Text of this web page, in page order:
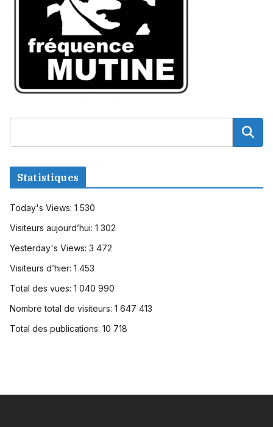
Statistiques
Today's Views: 1 530
Visiteurs aujourd’hui: 1 302
Yesterday's Views: 3 472
Visiteurs d’hier: 1 453
Total des vues: 1 040 990
Nombre total de visiteurs: 1 647 413
Total des publications: 10 718